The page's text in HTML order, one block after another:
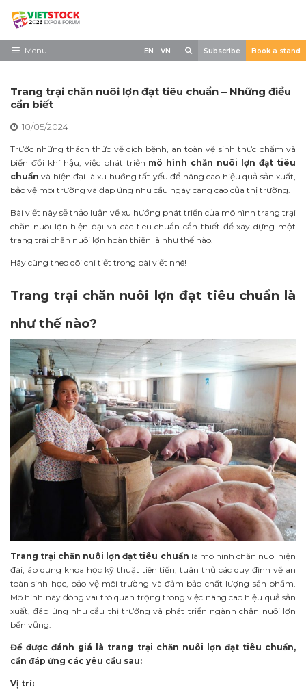
Skip
contentMenu
Về triển lãm
Trưng Bày
Tham Quan
Tin tức
Liên Hệ
EN VN Subscribe Book a stand
Trang trại chăn nuôi lợn đạt tiêu chuẩn – Những điều
cần biết
10/05/2024
Trước những thách thức về dịch bệnh, an toàn vệ sinh thực phẩm và
biến đổi khí hậu, việc phát triển mô hình chăn nuôi lợn đạt tiêu
chuẩn và hiện đại là xu hướng tất yếu để nâng cao hiệu quả sản xuất,
bảo vệ môi trường và đáp ứng nhu cầu ngày càng cao của thị trường.
Bài viết này sẽ thảo luận về xu hướng phát triển của mô hình trang trại
chăn nuôi lợn hiện đại và các tiêu chuẩn cần thiết để xây dựng một
trang trại chăn nuôi lợn hoàn thiện là như thế nào.
Hãy cùng theo dõi chi tiết trong bài viết nhé!
Trang trại chăn nuôi lợn đạt tiêu chuẩn là
như thế nào?
Trang trại chăn nuôi lợn đạt tiêu chuẩn là mô hình chăn nuôi hiện
đại, áp dụng khoa học kỹ thuật tiên tiến, tuân thủ các quy định về an
toàn sinh học, bảo vệ môi trường và đảm bảo chất lượng sản phẩm.
Mô hình này đóng vai trò quan trọng trong việc nâng cao hiệu quả sản
xuất, đáp ứng nhu cầu thị trường và phát triển ngành chăn nuôi lợn
bền vững.
Để được đánh giá là trang trại chăn nuôi lợn đạt tiêu chuẩn,
cần đáp ứng các yêu cầu sau:
Vị trí: